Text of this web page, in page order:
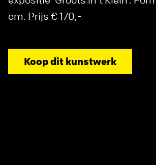
cm. Prijs € 170,-
Koop dit kunstwerk